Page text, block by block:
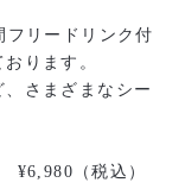
フリードリンク付
ります。
さまざまなシー
¥6,980（税込）